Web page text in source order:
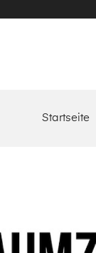
Startseite